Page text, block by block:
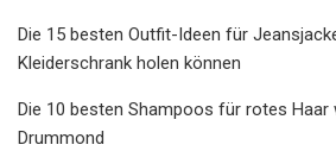
Die 15 besten Outfit-Ideen für
Kleiderschrank holen können
Die 10 besten Shampoos für rotes Haar
Drummond